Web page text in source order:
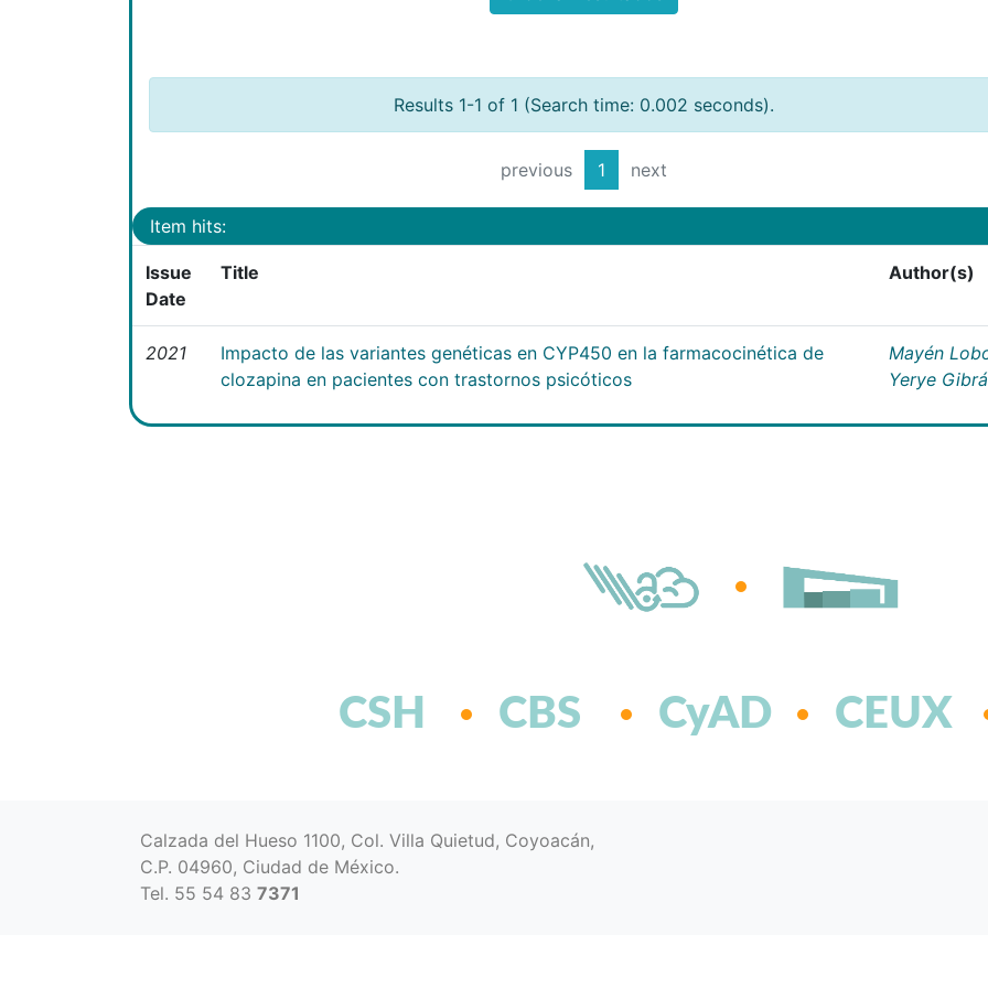
Results 1-1 of 1 (Search time: 0.002 seconds).
previous 1 next
Item hits:
Issue
Date
Title Author(s)
2021
Impacto de las variantes genéticas en CYP450 en la farmacocinética de
clozapina en pacientes con trastornos psicóticos
Mayén
Yerye
CSH CBS CyAD CEUX
Calzada del Hueso 1100, Col. Villa Quietud, Coyoacán,
C.P. 04960, Ciudad de México.
Tel. 55 54 83 7371